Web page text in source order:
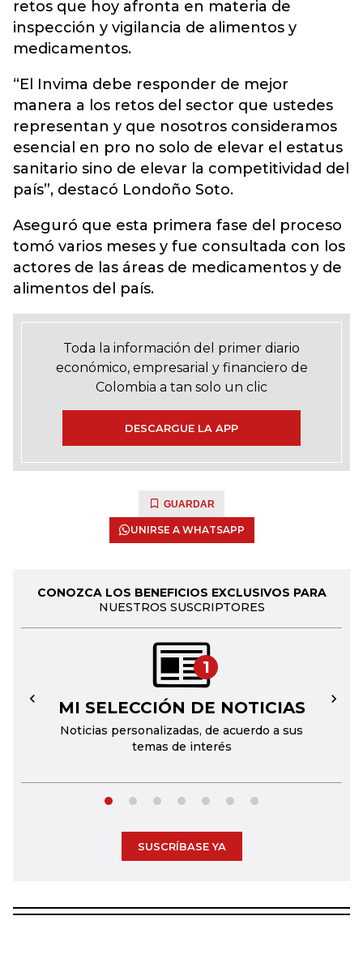
retos que hoy afronta en materia de
inspección y vigilancia de alimentos y
medicamentos.
“El Invima debe responder de mejor
manera a los retos del sector que ustedes
representan y que nosotros consideramos
esencial en pro no solo de elevar el estatus
sanitario sino de elevar la competitividad del
país”, destacó Londoño Soto.
Aseguró que esta primera fase del proceso
tomó varios meses y fue consultada con los
actores de las áreas de medicamentos y de
alimentos del país.
Toda la información del primer diario
económico, empresarial y financiero de
Colombia a tan solo un clic
DESCARGUE LA APP
GUARDAR
UNIRSE A WHATSAPP
CONOZCA LOS BENEFICIOS EXCLUSIVOS PARA
NUESTROS SUSCRIPTORES
1
MI SELECCIÓN DE NOTICIAS
Noticias personalizadas, de acuerdo a sus
temas de interés
← →
SUSCRÍBASE YA